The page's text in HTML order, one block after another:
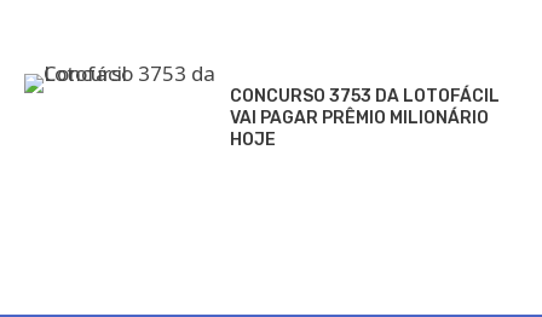
CONCURSO 3753 DA LOTOFÁCIL
VAI PAGAR PRÊMIO MILIONÁRIO
HOJE